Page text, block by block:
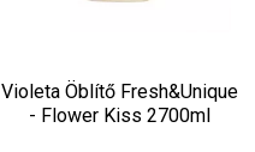
Violeta Öblítő Fresh&Unique
- Flower Kiss 2700ml